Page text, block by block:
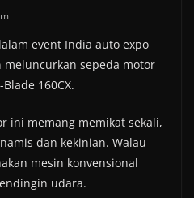
event India auto expo
sepeda motor
160CX.
ini memang memikat sekali,
dan kekinian. Walau
mesin konvensional
udara.